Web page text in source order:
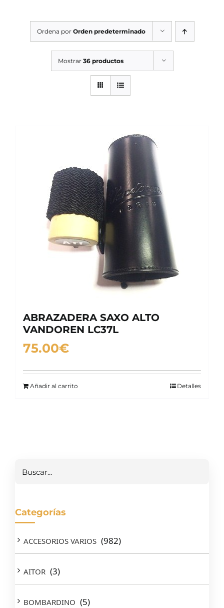
SERVICIOS TALLER
OCASIÓN
Ordena por Orden predeterminado
Mostrar 36 productos
ABRAZADERA SAXO ALTO
VANDOREN LC37L
75.00€
Añadir al carrito Detalles
Categorías
ACCESORIOS VARIOS (982)
AITOR (3)
BOMBARDINO (5)